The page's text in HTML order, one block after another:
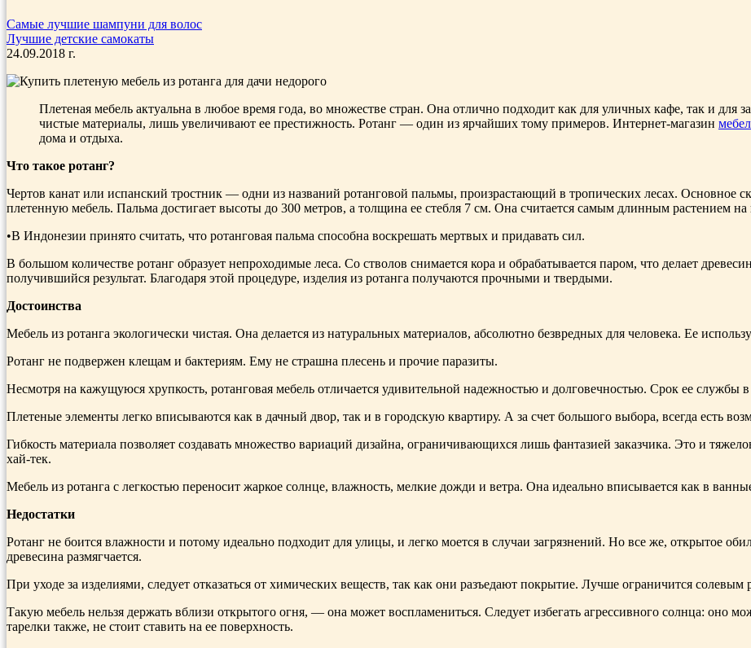
Самые лучшие шампуни для волос
Лучшие детские самокаты
24.09.2018 г.
Плетеная мебель актуальна в любое время года, во множестве стран. Она отлично подходит как для уличных кафе, так и для
чистые материалы, лишь увеличивают ее престижность. Ротанг — один из ярчайших тому примеров. Интернет-магазин
дома и отдыха.
Что такое ротанг?
Чертов канат или испанский тростник — одни из названий ротанговой пальмы, произрастающий в тропических лесах. Основное
плетенную мебель. Пальма достигает высоты до 300 метров, а толщина ее стебля 7 см. Она считается самым длинным растением на
•В Индонезии принято считать, что ротанговая пальма способна воскрешать мертвых и придавать сил.
В большом количестве ротанг образует непроходимые леса. Со стволов снимается кора и обрабатывается паром, что делает
получившийся результат. Благодаря этой процедуре, изделия из ротанга получаются прочными и твердыми.
Достоинства
Мебель из ротанга экологически чистая. Она делается из натуральных материалов, абсолютно безвредных для человека. Ее
Ротанг не подвержен клещам и бактериям. Ему не страшна плесень и прочие паразиты.
Несмотря на кажущуюся хрупкость, ротанговая мебель отличается удивительной надежностью и долговечностью. Срок ее службы
Плетеные элементы легко вписываются как в дачный двор, так и в городскую квартиру. А за счет большого выбора, всегда есть
Гибкость материала позволяет создавать множество вариаций дизайна, ограничивающихся лишь фантазией заказчика. Это и
хай-тек.
Мебель из ротанга с легкостью переносит жаркое солнце, влажность, мелкие дожди и ветра. Она идеально вписывается как в
Недостатки
Ротанг не боится влажности и потому идеально подходит для улицы, и легко моется в случаи загрязнений. Но все же, открытое
древесина размягчается.
При уходе за изделиями, следует отказаться от химических веществ, так как они разъедают покрытие. Лучше ограничится
Такую мебель нельзя держать вблизи открытого огня, — она может воспламениться. Следует избегать агрессивного солнца: оно
тарелки также, не стоит ставить на ее поверхность.